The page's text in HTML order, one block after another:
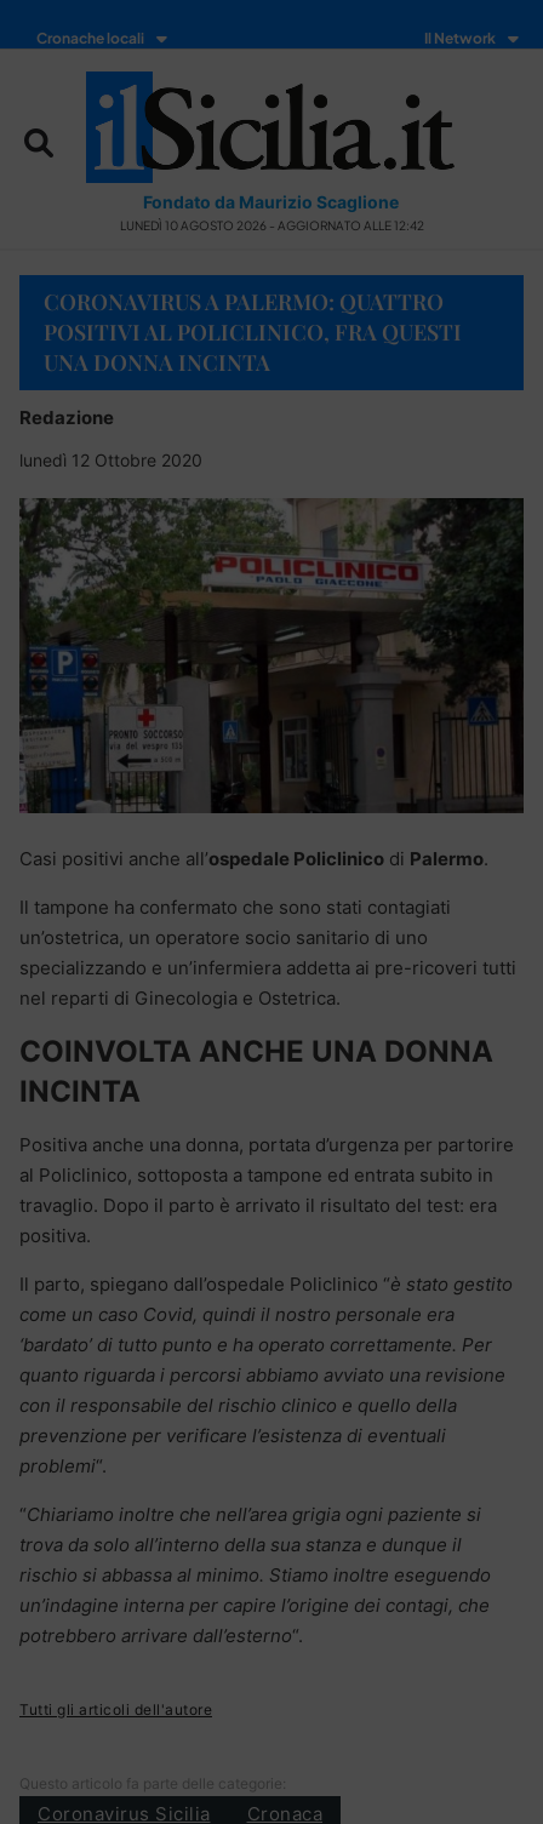
Cronache locali Il Network
Fondato da Maurizio Scaglione
LUNEDÌ 10 AGOSTO 2026 - AGGIORNATO ALLE 12:42
CORONAVIRUS A PALERMO: QUATTRO
POSITIVI AL POLICLINICO, FRA QUESTI
UNA DONNA INCINTA
Redazione
lunedì 12 Ottobre 2020
Casi positivi anche all’ospedale Policlinico di Palermo.
Il tampone ha confermato che sono stati contagiati
un’ostetrica, un operatore socio sanitario di uno
specializzando e un’infermiera addetta ai pre-ricoveri tutti
nel reparti di Ginecologia e Ostetrica.
COINVOLTA ANCHE UNA DONNA
INCINTA
Positiva anche una donna, portata d’urgenza per partorire
al Policlinico, sottoposta a tampone ed entrata subito in
travaglio. Dopo il parto è arrivato il risultato del test: era
positiva.
Il parto, spiegano dall’ospedale Policlinico “è stato gestito
come un caso Covid, quindi il nostro personale era
‘bardato’ di tutto punto e ha operato correttamente. Per
quanto riguarda i percorsi abbiamo avviato una revisione
con il responsabile del rischio clinico e quello della
prevenzione per verificare l’esistenza di eventuali
problemi“.
“Chiariamo inoltre che nell’area grigia ogni paziente si
trova da solo all’interno della sua stanza e dunque il
rischio si abbassa al minimo. Stiamo inoltre eseguendo
un’indagine interna per capire l’origine dei contagi, che
potrebbero arrivare dall’esterno“.
Tutti gli articoli dell'autore
Questo articolo fa parte delle categorie:
Coronavirus Sicilia Cronaca